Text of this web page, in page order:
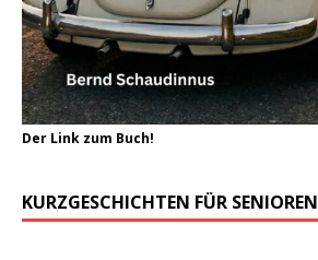
Der Link zum Buch!
KURZGESCHICHTEN FÜR SENIOREN